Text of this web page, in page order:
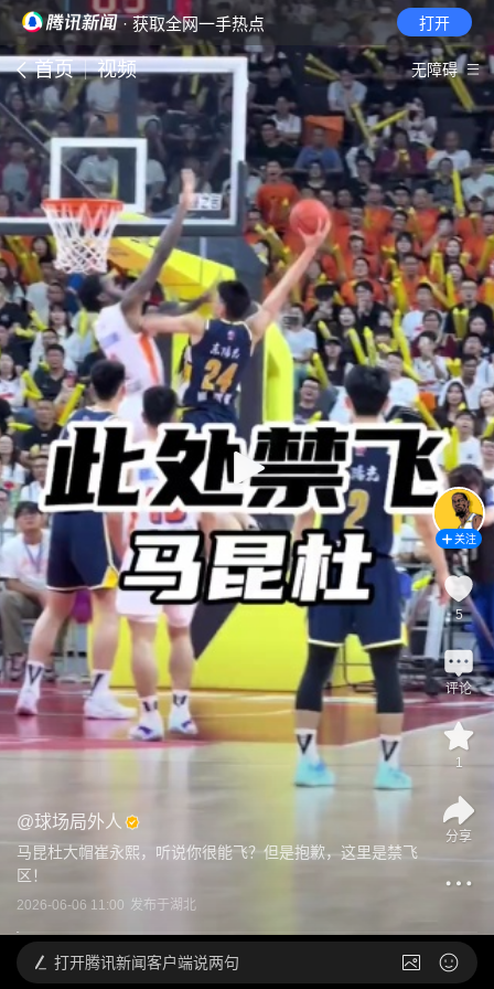
· 获取全网一手热点 打开
首页 视频 无障碍
@球场局外人
马昆杜大帽崔永熙，听说你很能飞？但是抱歉，这里是禁飞
区！
2026-06-06 11:00 发布于湖北
关注
5
评论
1
分享
打开腾讯新闻客户端说两句